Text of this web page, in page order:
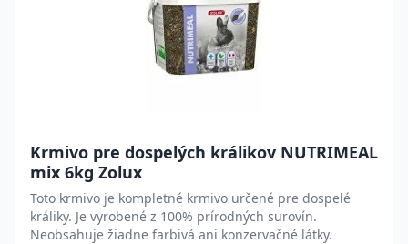
Krmivo pre dospelých králikov NUTRIMEAL
mix 6kg Zolux
Toto krmivo je kompletné krmivo určené pre dospelé
králiky. Je vyrobené z 100% prírodných surovín.
Neobsahuje žiadne farbivá ani konzervačné látky.